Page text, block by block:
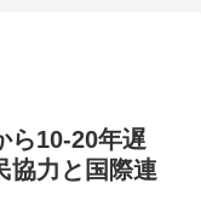
遺症「聞いたこと
前の自分が写った
」
ら10-20年遅
力と国際連